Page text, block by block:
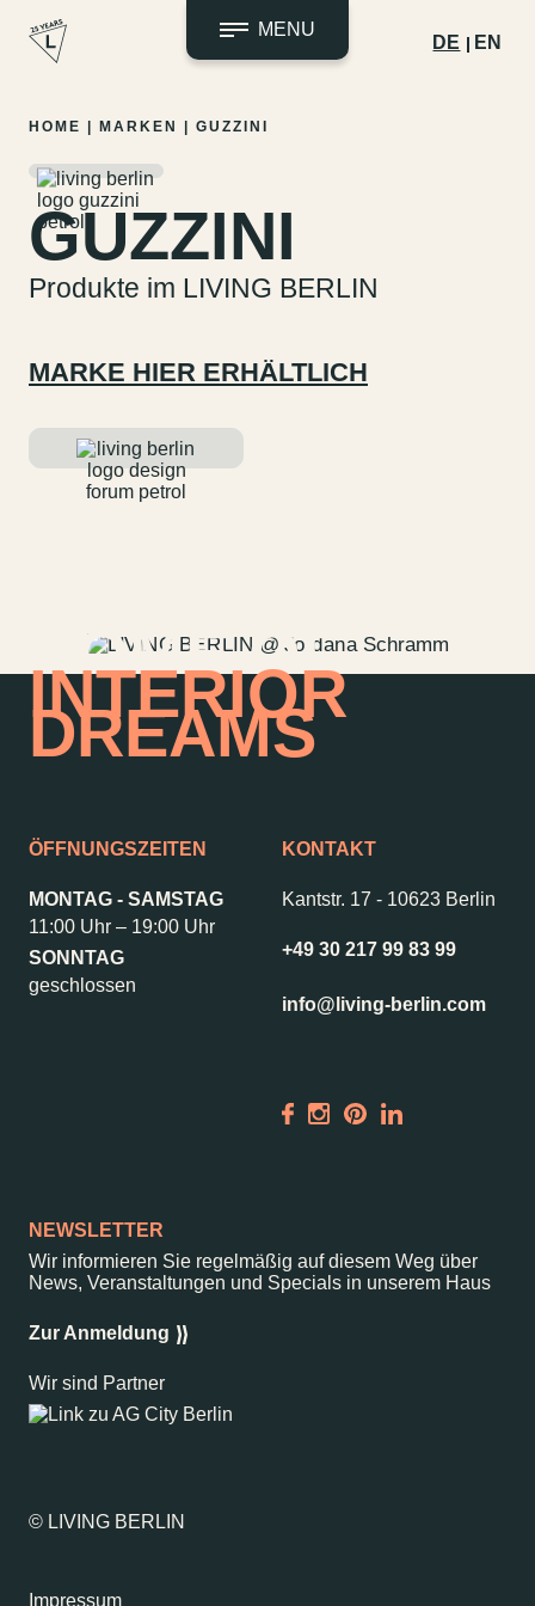
Zum
springen
MENU
DE EN
Kontakt
Wedding Planner
Storeplan
Garden
Kantstr. 17
–
10623Berlin
HOME MARKEN GUZZINI
GUZZINI
Produkte im LIVING BERLIN
MARKE HIER ERHÄLTLICH
HOME OF
INTERIOR
DREAMS
ÖFFNUNGSZEITEN
MONTAG - SAMSTAG
11:00 Uhr – 19:00 Uhr
SONNTAG
geschlossen
KONTAKT
Kantstr. 17 - 10623 Berlin
+49 30 217 99 83 99
info@living-berlin.com
NEWSLETTER
Wir informieren Sie regelmäßig auf diesem Weg über
News, Veranstaltungen und Specials in unserem Haus
Zur Anmeldung
Wir sind Partner
© LIVING BERLIN
Impressum